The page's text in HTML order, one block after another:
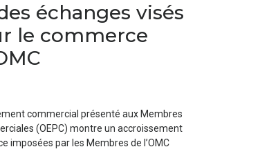
échanges visés
le commerce
commercial présenté aux Membres
(OEPC) montre un accroissement
imposées par les Membres de l’OMC